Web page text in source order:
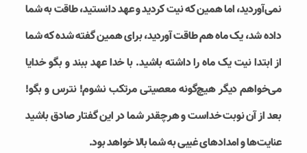
نمی‌آوردید، اما همین که نیت کردید و عهد دانستید، طاقت به شما
داده شد، یک ماه هم طاقت آوردید، برای همین گفته شده که شما
از ابتدا نیت یک ماه را داشته باشید. با خدا عهد ببند و بگو خدایا
می‌خواهم دیگر هیچ‌گونه معصیتی مرتکب نشوم! نترس و بگو!
بعد از آن نوبت خداست و هرچقدر شما در این گفتار صادق باشید
عنایت‌ها و امدادهای غیبی به شما بالا خواهد بود.